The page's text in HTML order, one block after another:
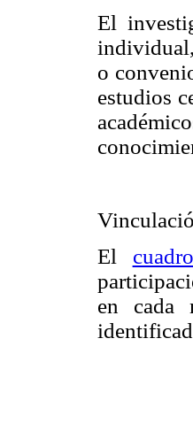
El
o
estudios
El
en cada